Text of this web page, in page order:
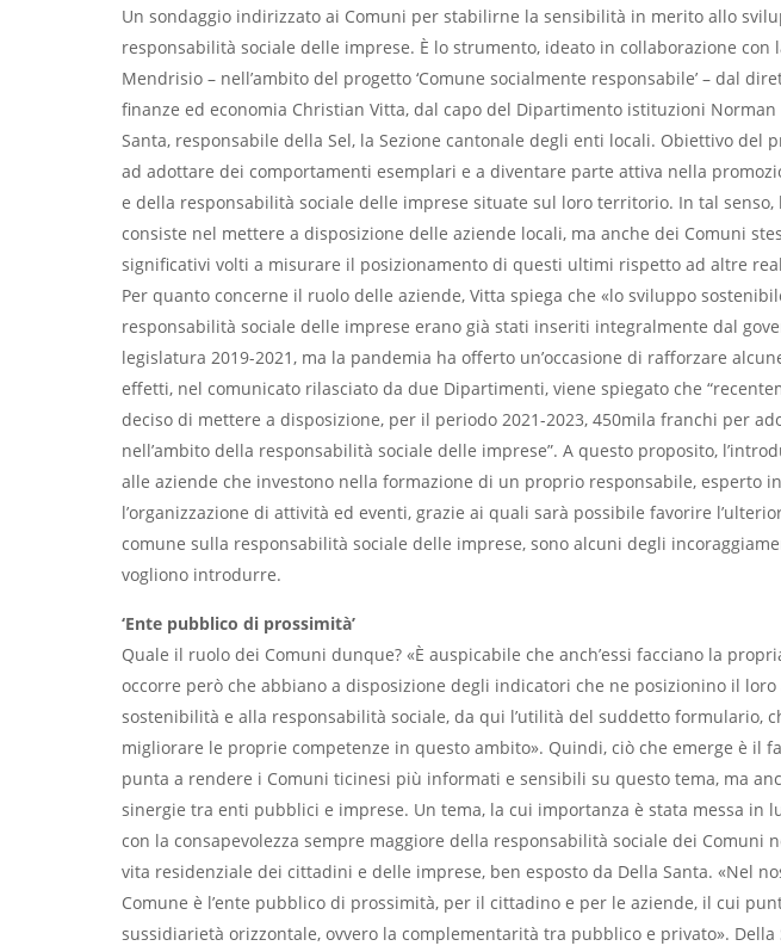
Un sondaggio indirizzato ai Comuni per stabilirne la sensibilità in merito allo
responsabilità sociale delle imprese. È lo strumento, ideato in collaborazione con
Mendrisio – nell’ambito del progetto ‘Comune socialmente responsabile’ – dal
finanze ed economia Christian Vitta, dal capo del Dipartimento istituzioni Norman
Santa, responsabile della Sel, la Sezione cantonale degli enti locali. Obiettivo del
ad adottare dei comportamenti esemplari e a diventare parte attiva nella
e della responsabilità sociale delle imprese situate sul loro territorio. In tal
consiste nel mettere a disposizione delle aziende locali, ma anche dei Comuni
significativi volti a misurare il posizionamento di questi ultimi rispetto ad altre
Per quanto concerne il ruolo delle aziende, Vitta spiega che «lo sviluppo
responsabilità sociale delle imprese erano già stati inseriti integralmente dal
legislatura 2019-2021, ma la pandemia ha offerto un’occasione di rafforzare
effetti, nel comunicato rilasciato da due Dipartimenti, viene spiegato che
deciso di mettere a disposizione, per il periodo 2021-2023, 450mila franchi per
nell’ambito della responsabilità sociale delle imprese”. A questo proposito,
alle aziende che investono nella formazione di un proprio responsabile, esperto
l’organizzazione di attività ed eventi, grazie ai quali sarà possibile favorire
comune sulla responsabilità sociale delle imprese, sono alcuni degli
vogliono introdurre.
‘Ente pubblico di prossimità’
Quale il ruolo dei Comuni dunque? «È auspicabile che anch’essi facciano la
occorre però che abbiano a disposizione degli indicatori che ne posizionino il
sostenibilità e alla responsabilità sociale, da qui l’utilità del suddetto formulario,
migliorare le proprie competenze in questo ambito». Quindi, ciò che emerge è il
punta a rendere i Comuni ticinesi più informati e sensibili su questo tema, ma
sinergie tra enti pubblici e imprese. Un tema, la cui importanza è stata messa in
con la consapevolezza sempre maggiore della responsabilità sociale dei Comuni
vita residenziale dei cittadini e delle imprese, ben esposto da Della Santa. «Nel
Comune è l’ente pubblico di prossimità, per il cittadino e per le aziende, il cui
sussidiarietà orizzontale, ovvero la complementarità tra pubblico e privato».